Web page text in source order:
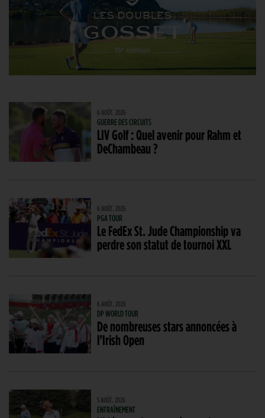
6 AOÛT. 2026
GUERRE DES CIRCUITS
LIV Golf : Quel avenir pour Rahm et
DeChambeau ?
6 AOÛT. 2026
PGA TOUR
Le FedEx St. Jude Championship va
perdre son statut de tournoi XXL
6 AOÛT. 2026
DP WORLD TOUR
De nombreuses stars annoncées à
l’Irish Open
5 AOÛT. 2026
ENTRAÎNEMENT